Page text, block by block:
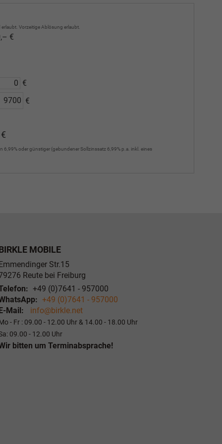
Vorzeitige Ablösung erlaubt.
€
€
€
6,99% oder günstiger (gebundener Sollzinssatz 6,99% p.a. inkl. eines
MOBILE
Str.15
Reute bei Freiburg
+49 (0)7641 - 957000
+49 (0)7641 - 957000
Mail:
info@birkle.net
- Fr : 09.00 - 12.00 Uhr & 14.00 - 18.00 Uhr
09.00 - 12.00 Uhr
bitten um Terminabsprache!